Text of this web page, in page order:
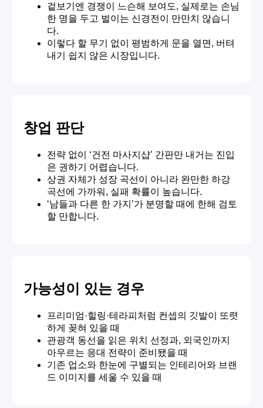
겉보기엔 경쟁이 느슨해 보여도, 실제로는 손님
한 명을 두고 벌이는 신경전이 만만치 않습니
다.
이렇다 할 무기 없이 평범하게 문을 열면, 버텨
내기 쉽지 않은 시장입니다.
창업 판단
전략 없이 ‘건전 마사지샵’ 간판만 내거는 진입
은 권하기 어렵습니다.
상권 자체가 성장 곡선이 아니라 완만한 하강
곡선에 가까워, 실패 확률이 높습니다.
‘남들과 다른 한 가지’가 분명할 때에 한해 검토
할 만합니다.
가능성이 있는 경우
프리미엄·힐링·테라피처럼 컨셉의 깃발이 또렷
하게 꽂혀 있을 때
관광객 동선을 읽은 위치 선정과, 외국인까지
아우르는 응대 전략이 준비됐을 때
기존 업소와 한눈에 구별되는 인테리어와 브랜
드 이미지를 세울 수 있을 때